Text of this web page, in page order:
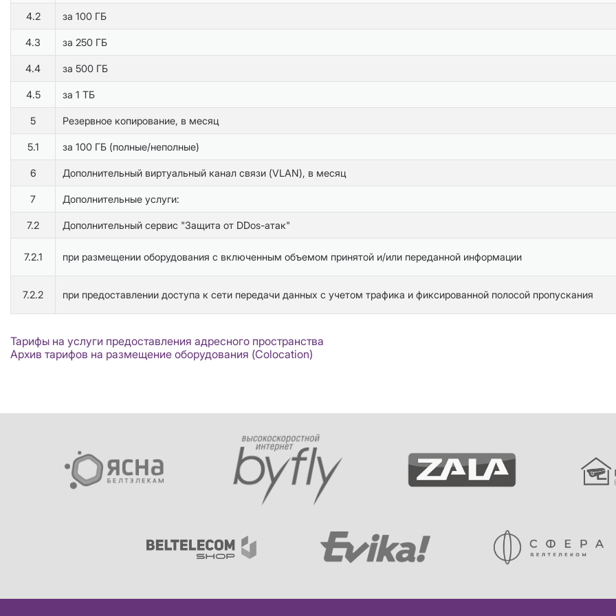
4.2 за 100 ГБ
4.3 за 250 ГБ
4.4 за 500 ГБ
4.5 за 1 ТБ
5 Резервное копирование, в месяц
5.1 за 100 ГБ (полные/неполные)
6 Дополнительный виртуальный канал связи (VLAN), в месяц
7 Дополнительные услуги:
7.2 Дополнительный сервис "Защита от DDos-атак"
7.2.1 при размещении оборудования с включенным объемом принятой и/или переданной информации
7.2.2 при предоставлении доступа к сети передачи данных с учетом трафика и фиксированной полосой пропускания
Тарифы на услуги предоставления адресного пространства
Архив тарифов на размещение оборудования (Colocation)